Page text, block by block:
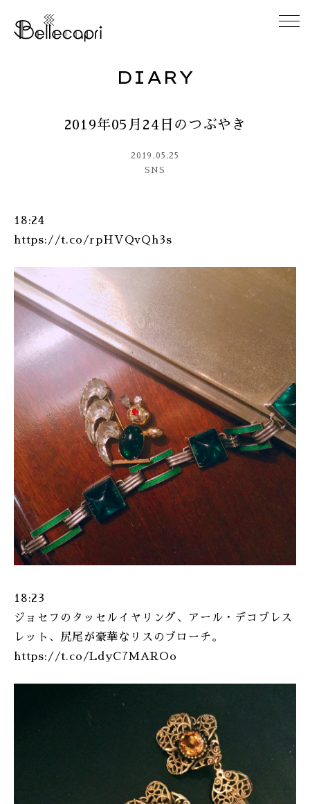
ABOUT
ACCESS
DIARY
CONTACT
ONLINE SHOP
DIARY
2019年05月24日のつぶやき
2019.05.25
SNS
18:24
https://t.co/rpHVQvQh3s
18:23
ジョセフのタッセルイヤリング、アール・デコブレス
レット、尻尾が豪華なリスのブローチ。
https://t.co/LdyC7MAROo